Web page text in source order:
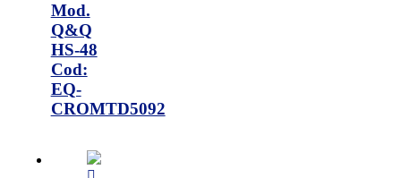
Mod.
Q&Q
HS-48
Cod:
EQ-
CROMTD5092